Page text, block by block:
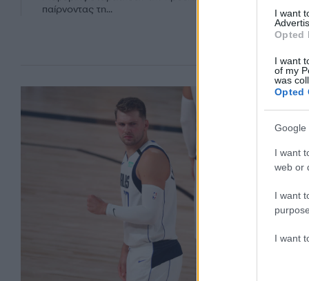
I want
Opted
I want
of my
was
Opted
Google
I want
web or
I want
I want
παίρνοντας τη...